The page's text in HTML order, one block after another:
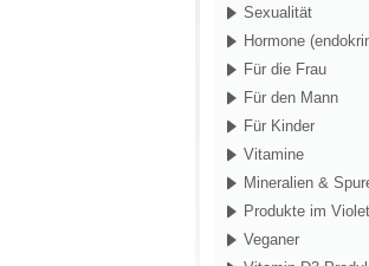
Sexualität
Hormone
Für die Frau
Für den Mann
Für Kinder
Vitamine
Mineralien &
Produkte im
Veganer